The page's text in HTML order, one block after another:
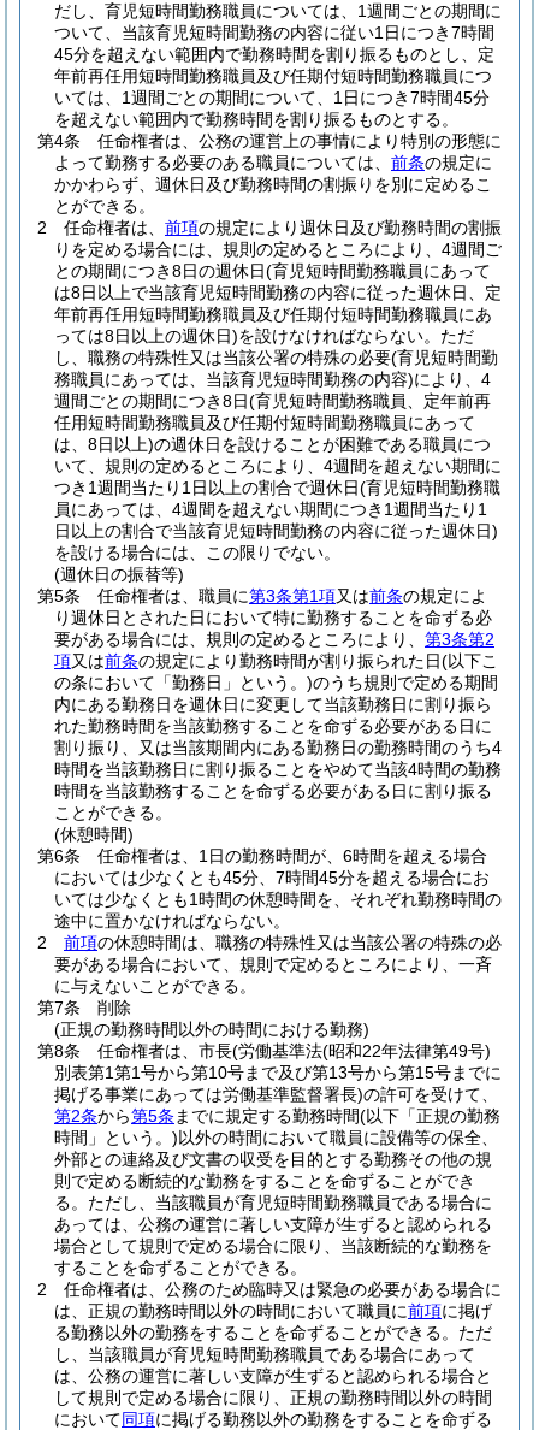
だし、育児短時間勤務職員については、1週間ごとの期間に
ついて、当該育児短時間勤務の内容に従い1日につき7時間
45分を超えない範囲内で勤務時間を割り振るものとし、定
年前再任用短時間勤務職員及び任期付短時間勤務職員につ
いては、1週間ごとの期間について、1日につき7時間45分
を超えない範囲内で勤務時間を割り振るものとする。
第4条
任命権者は、公務の運営上の事情により特別の形態に
よって勤務する必要のある職員については、 前条の規定に
かかわらず、週休日及び勤務時間の割振りを別に定めるこ
とができる。
2
任命権者は、 前項の規定により週休日及び勤務時間の割振
りを定める場合には、規則の定めるところにより、4週間ご
との期間につき8日の週休日(育児短時間勤務職員にあって
は8日以上で当該育児短時間勤務の内容に従った週休日、定
年前再任用短時間勤務職員及び任期付短時間勤務職員にあ
っては8日以上の週休日)を設けなければならない。 ただ
し、職務の特殊性又は当該公署の特殊の必要(育児短時間勤
務職員にあっては、当該育児短時間勤務の内容)により、4
週間ごとの期間につき8日(育児短時間勤務職員、定年前再
任用短時間勤務職員及び任期付短時間勤務職員にあって
は、8日以上)の週休日を設けることが困難である職員につ
いて、規則の定めるところにより、4週間を超えない期間に
つき1週間当たり1日以上の割合で週休日(育児短時間勤務職
員にあっては、4週間を超えない期間につき1週間当たり1
日以上の割合で当該育児短時間勤務の内容に従った週休日)
を設ける場合には、この限りでない。
(週休日の振替等)
第5条
任命権者は、職員に第3条第1項又は前条の規定によ
り週休日とされた日において特に勤務することを命ずる必
要がある場合には、規則の定めるところにより、 第3条第2
項又は前条の規定により勤務時間が割り振られた日(以下こ
の条において「勤務日」という。)のうち規則で定める期間
内にある勤務日を週休日に変更して当該勤務日に割り振ら
れた勤務時間を当該勤務することを命ずる必要がある日に
割り振り、又は当該期間内にある勤務日の勤務時間のうち4
時間を当該勤務日に割り振ることをやめて当該4時間の勤務
時間を当該勤務することを命ずる必要がある日に割り振る
ことができる。
(休憩時間)
第6条
任命権者は、1日の勤務時間が、6時間を超える場合
においては少なくとも45分、7時間45分を超える場合にお
いては少なくとも1時間の休憩時間を、それぞれ勤務時間の
途中に置かなければならない。
2
前項の休憩時間は、職務の特殊性又は当該公署の特殊の必
要がある場合において、規則で定めるところにより、一斉
に与えないことができる。
第7条
削除
(正規の勤務時間以外の時間における勤務)
第8条
任命権者は、市長(労働基準法(昭和22年法律第49号)
別表第1第1号から第10号まで及び第13号から第15号までに
掲げる事業にあっては労働基準監督署長)の許可を受けて、
第2条から第5条 までに規定する勤務時間(以下「正規の勤務
時間」という。)以外の時間において職員に設備等の保全、
外部との連絡及び文書の収受を目的とする勤務その他の規
則で定める断続的な勤務をすることを命ずることができ
る。 ただし、当該職員が育児短時間勤務職員である場合に
あっては、公務の運営に著しい支障が生ずると認められる
場合として規則で定める場合に限り、当該断続的な勤務を
することを命ずることができる。
2
任命権者は、公務のため臨時又は緊急の必要がある場合に
は、正規の勤務時間以外の時間において職員に前項に掲げ
る勤務以外の勤務をすることを命ずることができる。 ただ
し、当該職員が育児短時間勤務職員である場合にあって
は、公務の運営に著しい支障が生ずると認められる場合と
して規則で定める場合に限り、正規の勤務時間以外の時間
において同項に掲げる勤務以外の勤務をすることを命ずる